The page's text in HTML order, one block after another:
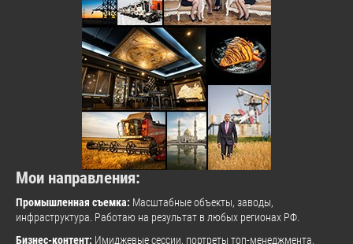
Мои направления:
Промышленная съемка: Масштабные объекты, заводы,
инфраструктура. Работаю на результат в любых регионах РФ.
Бизнес-контент: Имиджевые сессии, портреты топ-менеджмента,